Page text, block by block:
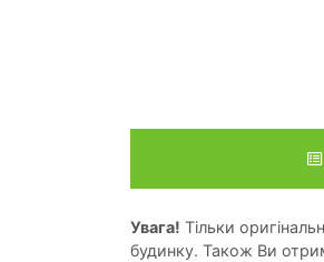
Увага! Тільки
будинку. Також Ви